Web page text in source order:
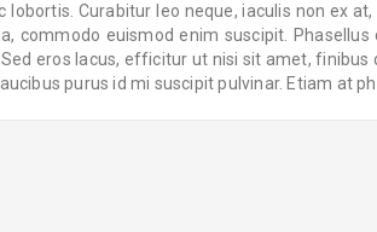
Curabitur leo neque, iaculis non ex
commodo euismod enim suscipit.
eros lacus, efficitur ut nisi sit amet,
purus id mi suscipit pulvinar. Etiam at